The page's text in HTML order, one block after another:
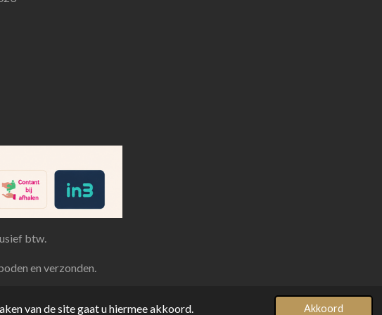
van de site gaat u hiermee akkoord. Akkoord
btw.
en verzonden.